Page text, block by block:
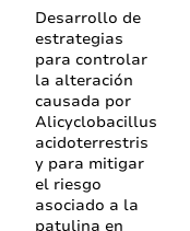
Desarrollo de
estrategias
para controlar
la alteración
causada por
Alicyclobacillus
acidoterrestris
y para mitigar
el riesgo
asociado a la
patulina en